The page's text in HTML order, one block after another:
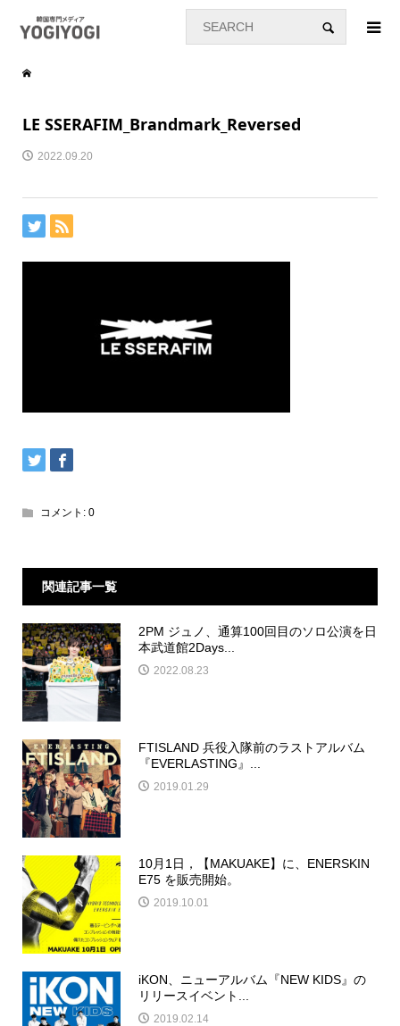
LE SSERAFIM_Brandmark_Reversed
2022.09.20
コメント: 0
関連記事一覧
2PM ジュノ、通算100回目のソロ公演を日
本武道館2Days...
2022.08.23
FTISLAND 兵役入隊前のラストアルバム
『EVERLASTING』...
2019.01.29
10月1日，【MAKUAKE】に、ENERSKIN
E75 を販売開始。
2019.10.01
iKON、ニューアルバム『NEW KIDS』の
リリースイベント...
2019.02.14